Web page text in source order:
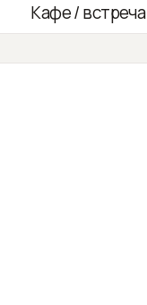
Кафе / встреча